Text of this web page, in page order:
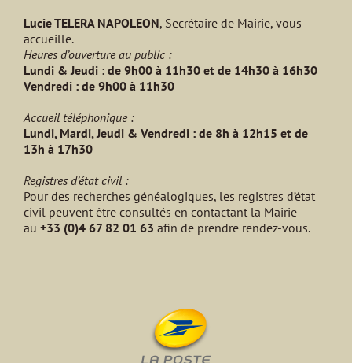
Lucie TELERA NAPOLEON, Secrétaire de Mairie, vous
accueille.
Heures d’ouverture au public :
Lundi & Jeudi : de 9h00 à 11h30 et de 14h30 à 16h30
Vendredi : de 9h00 à 11h30
Accueil téléphonique :
Lundi, Mardi, Jeudi & Vendredi : de 8h à 12h15 et de
13h à 17h30
Registres d’état civil :
Pour des recherches généalogiques, les registres d’état
civil peuvent être consultés en contactant la Mairie
au +33 (0)4 67 82 01 63 afin de prendre rendez-vous.